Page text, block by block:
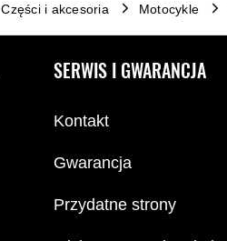
Części i akcesoria Motocykle
SERWIS I GWARANCJA
Kontakt
Gwarancja
Przydatne strony